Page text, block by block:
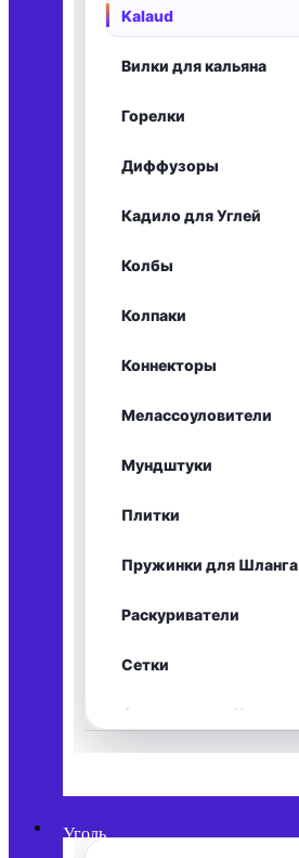
Kalaud
Вилки для кальяна
Горелки
Диффузоры
Кадило для Углей
Колбы
Колпаки
Коннекторы
Мелассоуловители
Мундштуки
Плитки
Пружинки для Шланга
Раскуриватели
Сетки
Средства для Чистки
Уголь